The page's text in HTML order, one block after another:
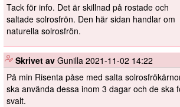
Tack för info. Det är skillnad på rostade och
saltade solrosfrön. Den här sidan handlar om
naturella solrosfrön.
Skrivet av Gunilla 2021-11-02 14:22
På min Risenta påse med salta
ska använda dessa inom 3 dagar och de ska
svalt.